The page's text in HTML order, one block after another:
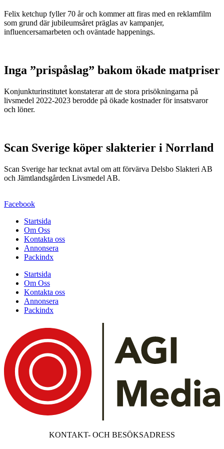
Felix ketchup fyller 70 år och kommer att firas med en reklamfilm
som grund där jubileumsåret präglas av kampanjer,
influencersamarbeten och oväntade happenings.
Inga ”prispåslag” bakom ökade matpriser
Konjunkturinstitutet konstaterar att de stora prisökningarna på
livsmedel 2022-2023 berodde på ökade kostnader för insatsvaror
och löner.
Scan Sverige köper slakterier i Norrland
Scan Sverige har tecknat avtal om att förvärva Delsbo Slakteri AB
och Jämtlandsgården Livsmedel AB.
Facebook
Startsida
Om Oss
Kontakta oss
Annonsera
Packindx
Startsida
Om Oss
Kontakta oss
Annonsera
Packindx
KONTAKT- OCH BESÖKSADRESS